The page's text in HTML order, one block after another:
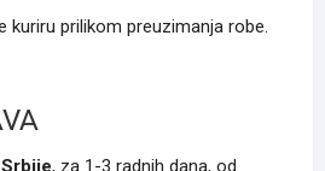
kuriru prilikom preuzimanja robe.
, za 1-3 radnih dana, od